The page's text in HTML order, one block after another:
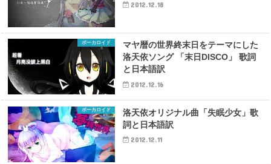
2012.12.18
ボーカロイド
マヤ暦の世界終末日をテーマにした
洛天依ソング 「末日DISCO」 歌詞
と日本語訳
2012.12.16
ボーカロイド
洛天依オリジナル曲「失眠少女」歌
詞と日本語訳
2012.12.11